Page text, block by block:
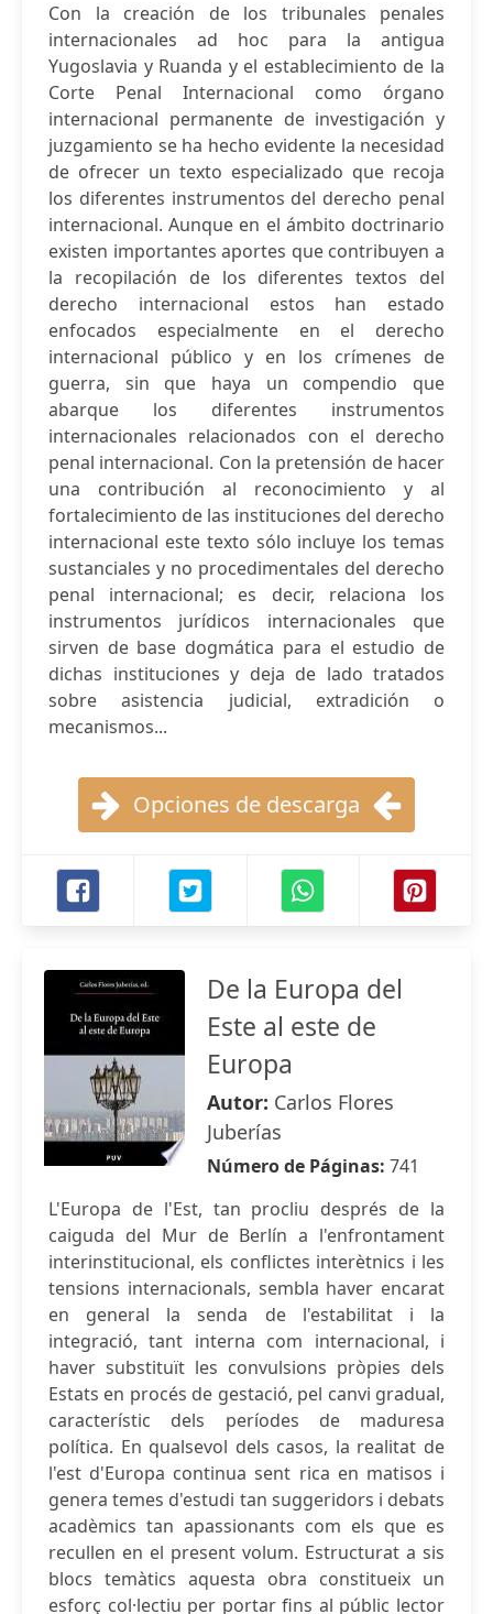
Con la creación de los tribunales penales
internacionales ad hoc para la antigua
Yugoslavia y Ruanda y el establecimiento de la
Corte Penal Internacional como órgano
internacional permanente de investigación y
juzgamiento se ha hecho evidente la necesidad
de ofrecer un texto especializado que recoja
los diferentes instrumentos del derecho penal
internacional. Aunque en el ámbito doctrinario
existen importantes aportes que contribuyen a
la recopilación de los diferentes textos del
derecho internacional estos han estado
enfocados especialmente en el derecho
internacional público y en los crímenes de
guerra, sin que haya un compendio que
abarque los diferentes instrumentos
internacionales relacionados con el derecho
penal internacional. Con la pretensión de hacer
una contribución al reconocimiento y al
fortalecimiento de las instituciones del derecho
internacional este texto sólo incluye los temas
sustanciales y no procedimentales del derecho
penal internacional; es decir, relaciona los
instrumentos jurídicos internacionales que
sirven de base dogmática para el estudio de
dichas instituciones y deja de lado tratados
sobre asistencia judicial, extradición o
mecanismos...
Opciones de descarga
De la Europa del
Este al este de
Europa
Autor: Carlos Flores
Juberías
Número de Páginas: 741
L'Europa de l'Est, tan procliu després de la
caiguda del Mur de Berlín a l'enfrontament
interinstitucional, els conflictes interètnics i les
tensions internacionals, sembla haver encarat
en general la senda de l'estabilitat i la
integració, tant interna com internacional, i
haver substituït les convulsions pròpies dels
Estats en procés de gestació, pel canvi gradual,
característic dels períodes de maduresa
política. En qualsevol dels casos, la realitat de
l'est d'Europa continua sent rica en matisos i
genera temes d'estudi tan suggeridors i debats
acadèmics tan apassionants com els que es
recullen en el present volum. Estructurat a sis
blocs temàtics aquesta obra constitueix un
esforç col·lectiu per portar fins al públic lector